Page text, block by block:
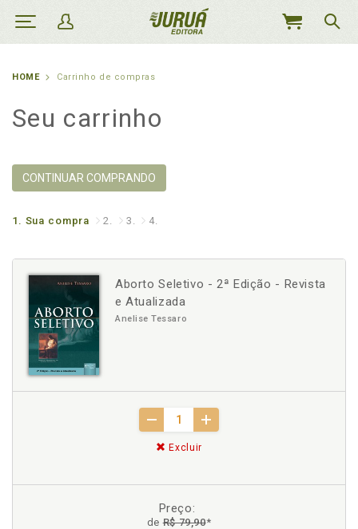
MEU
HOME Carrinho de compras
Seu carrinho
CONTINUAR COMPRANDO
1. Sua compra 2. 3. 4.
Aborto Seletivo - 2ª Edição - Revista
e Atualizada
Anelise Tessaro
Excluir
Preço:
deR$ 79,90*